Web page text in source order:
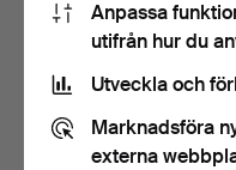
OBJEKTIV, Canon EF 24-
105mm 1:4 L IS USM.
16 bud
238 USD
Anpassa
utifrån hur du
Utveckla och
Marknadsföra
externa